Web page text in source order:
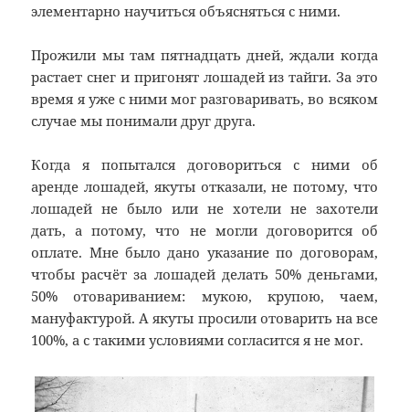
элементарно научиться объясняться с ними.
Прожили мы там пятнадцать дней, ждали когда
растает снег и пригонят лошадей из тайги. За это
время я уже с ними мог разговаривать, во всяком
случае мы понимали друг друга.
Когда я попытался договориться с ними об
аренде лошадей, якуты отказали, не потому, что
лошадей не было или не хотели не захотели
дать, а потому, что не могли договорится об
оплате. Мне было дано указание по договорам,
чтобы расчёт за лошадей делать 50% деньгами,
50% отовариванием: мукою, крупою, чаем,
мануфактурой. А якуты просили отоварить на все
100%, а с такими условиями согласится я не мог.